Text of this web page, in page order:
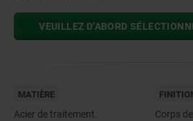
VEUILLEZ D’ABORD
MATIÈRE
Acier de traitement.
Corps